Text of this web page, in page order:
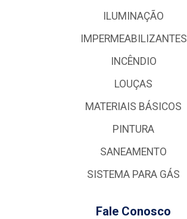
ILUMINAÇÃO
IMPERMEABILIZANTES
INCÊNDIO
LOUÇAS
MATERIAIS BÁSICOS
PINTURA
SANEAMENTO
SISTEMA PARA GÁS
Fale Conosco